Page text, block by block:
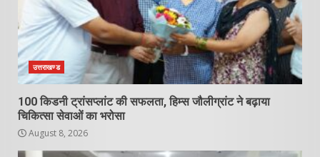
उत्तराखण्ड
100 किडनी ट्रांसप्लांट की सफलता, हिम्स जौलीग्रांट ने बढ़ाया
चिकित्सा सेवाओं का भरोसा
August 8, 2026